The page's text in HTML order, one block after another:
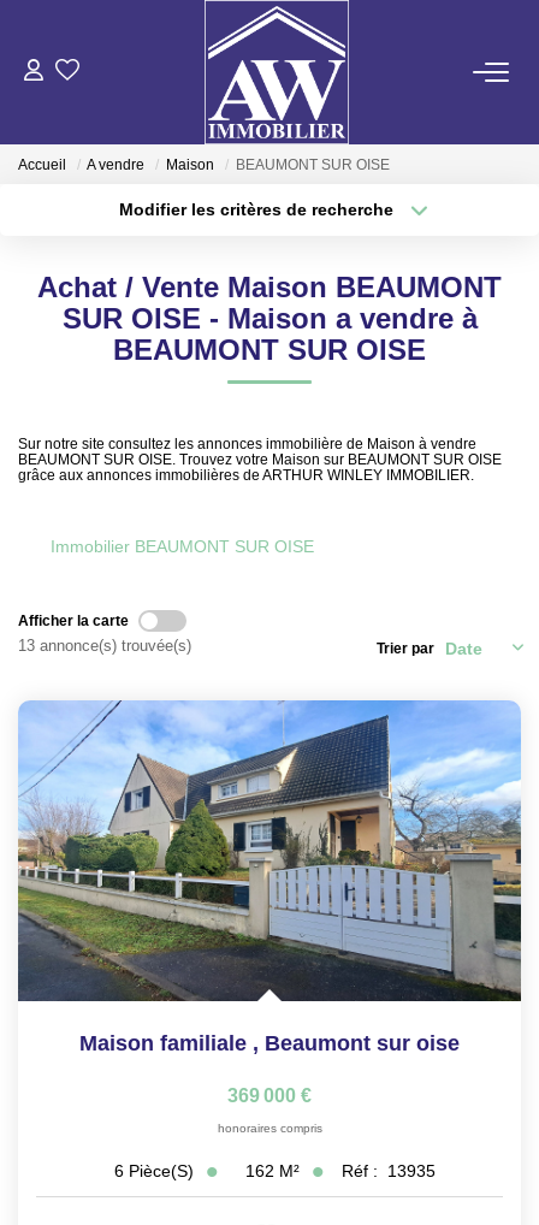
ACHETER
GESTION LOCATIVE
ON RECRUTE !
CONTACT
ESPACE GESTION
Accueil A vendre Maison BEAUMONT SUR OISE
Modifier les critères de recherche
Sélectionnez...
Type de bien
Achat / Vente Maison BEAUMONT
SUR OISE - Maison a vendre à
BEAUMONT SUR OISE
Sur notre site consultez les annonces immobilière de Maison à vendre
BEAUMONT SUR OISE. Trouvez votre Maison sur BEAUMONT SUR OISE
grâce aux annonces immobilières de ARTHUR WINLEY IMMOBILIER.
Immobilier BEAUMONT SUR OISE
Afficher la carte
13 annonce(s) trouvée(s) Trier par
Maison familiale , Beaumont sur oise
369 000 €
honoraires compris
6 Pièce(s) 162 M² Réf : 13935